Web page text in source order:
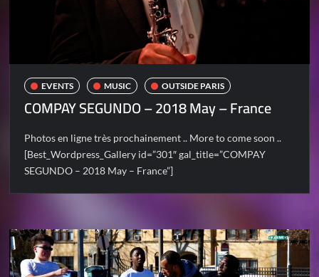
EVENTS MUSIC OUTSIDE PARIS
COMPAY SEGUNDO – 2018 May – France
Photos en ligne très prochainement .. More to come soon ..
[Best_Wordpress_Gallery id=”301″ gal_title=”COMPAY
SEGUNDO – 2018 May – France”]